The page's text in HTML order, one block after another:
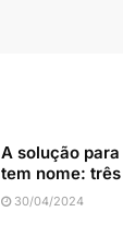
A solução
tem nome:
30/04/2024